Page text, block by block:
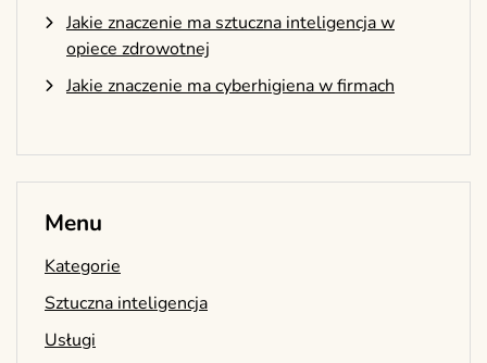
Jakie znaczenie ma sztuczna inteligencja w
opiece zdrowotnej
Jakie znaczenie ma cyberhigiena w firmach
Menu
Kategorie
Sztuczna inteligencja
Usługi